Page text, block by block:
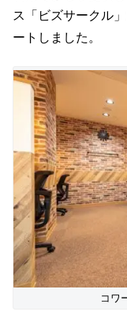
ス「ビズサークル
ートしました。
コワ